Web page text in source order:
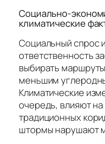
Социально-
климатические
Социальный спрос
ответственность
выбирать
меньшим
Климатические
очередь, влияют на
традиционных
штормы нарушают